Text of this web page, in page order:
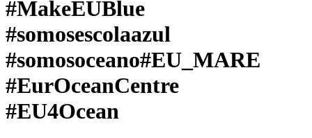
#MakeEUBlue
#somosescolaazul
#somosoceano#EU_MARE
#EurOceanCentre
#EU4Ocean